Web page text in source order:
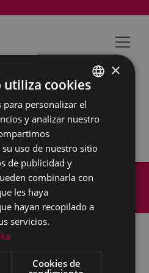
municipal
Aviso legal
BASQUE
SPANISH
×
utiliza cookies
personalizar el
y analizar nuestro
uso de nuestro sitio
de publicidad y
combinarla con
les haya
hayan recopilado a
servicios.
Cookies de